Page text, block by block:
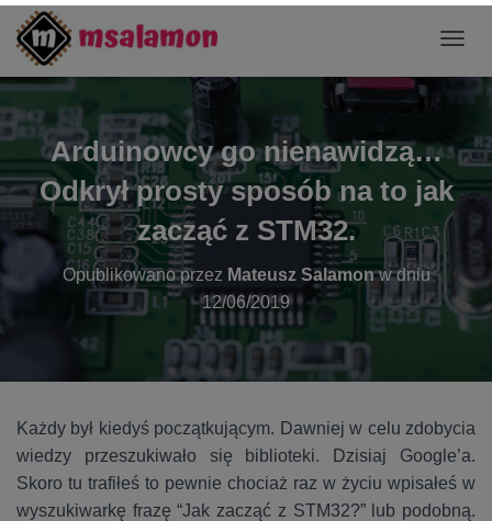
R
Ą
Z
A
Arduinowcy go nienawidzą…
Odkrył prosty sposób na to jak
zacząć z STM32.
Opublikowano przez Mateusz Salamonw dniu
12/06/2019
Każdy był kiedyś początkującym. Dawniej w celu zdobycia
wiedzy przeszukiwało się biblioteki. Dzisiaj Google’a.
Skoro tu trafiłeś to pewnie chociaż raz w życiu wpisałeś w
wyszukiwarkę frazę “Jak zacząć z STM32?” lub podobną.